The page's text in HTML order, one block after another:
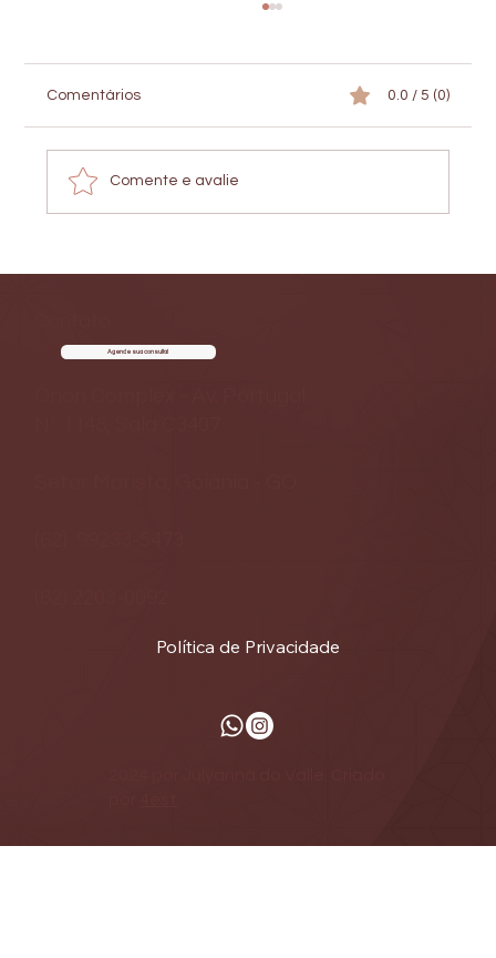
Comentários 0.0 / 5 (0)
Comente e avalie
Agende sua consulta!
Política de Privacidade